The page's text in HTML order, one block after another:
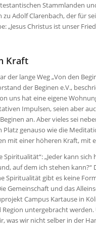
Stammlanden
Adolf Clarenbach, der für
„Jesus Christus ist unser
Kraft
der lange Weg „Von den
der Beginen e.V.,
uns hat eine eigene
Impulsen, seien aber
an. Aber vieles sei
genauso wie die
mit einer höheren Kraft, mit
Spiritualität“: „Jeder kann
auf dem ich stehen
Spiritualität gibt es keine
Gemeinschaft und das
Campus Kartause in
untergebracht
was wir nicht selber in der